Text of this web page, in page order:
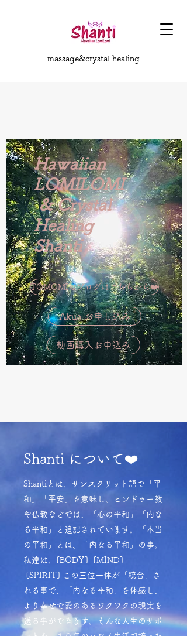
massage&crystal healing
Hawaiian
LOMILOMI
&Crystal
Healing
Shanti
TOMOMIのブログはこちらから❤️
Akua お申し込み
動画購入お申込み
Shanti について❤️
Shantiとは、サンスクリット語で「平
和」「平安」を意味し、ヒンドゥー教
や仏教などでは、「心の平和」「内な
る平和」と追記されています。「本当
の平和」とは、「内なる平和」の事。
私達は、[BODY] [MIND]
[SPIRIT] この三位一体が「統合」さ
れる事で、「内なる平和」を体感し、
より幸せで愛のあるワクワクの現実を
送る事ができます。そんな人生のサポ